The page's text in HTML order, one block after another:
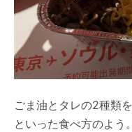
ごま油とタレの2種類
といった食べ方のよう